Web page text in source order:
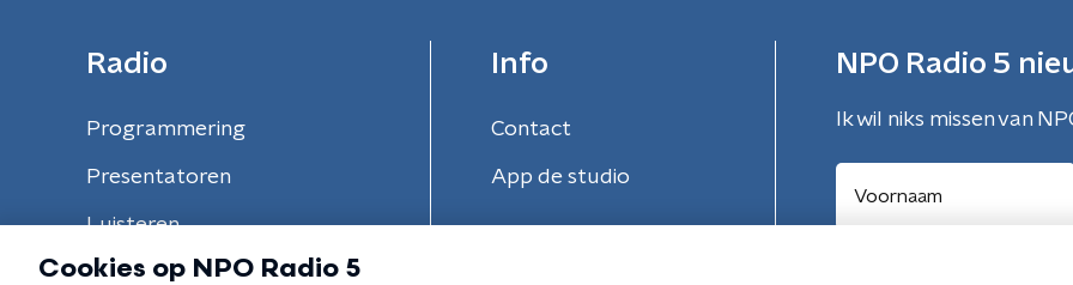
Radio
Programmering
Presentatoren
Luisteren
Info
Contact
App de studio
NPO Radio 5
Ik wil niks missen van